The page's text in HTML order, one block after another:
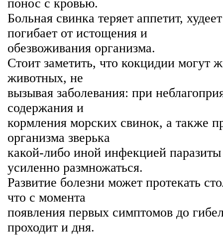
понос с кровью.
Больная свинка теряет аппетит,
погибает от истощения и
обезвоживания организма.
Стоит заметить, что кокцидии могут
животных, не
вызывая заболевания: при
содержания и
кормления морских свинок, а также
организма зверька
какой-либо иной инфекцией
усиленно размножаться.
Развитие болезни может протекать
что с момента
появления первых симптомов до
проходит и дня.